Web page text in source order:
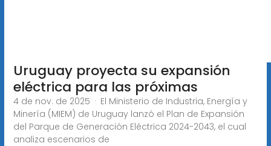
Uruguay proyecta su expansión
eléctrica para las próximas
4 de nov. de 2025 · El Ministerio de Industria, Energía y
Minería (MIEM) de Uruguay lanzó el Plan de Expansión
del Parque de Generación Eléctrica 2024-2043, el cual
analiza escenarios de